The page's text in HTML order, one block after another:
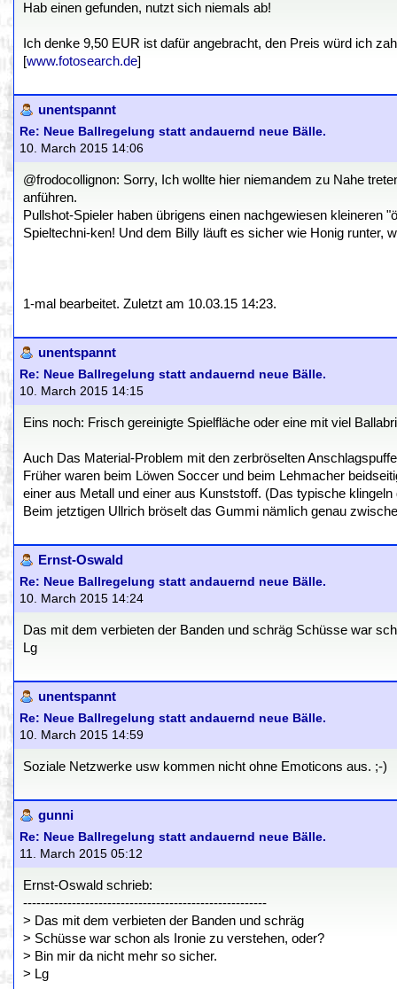
Hab einen gefunden, nutzt sich niemals ab!
Ich denke 9,50 EUR ist dafür angebracht, den Preis würd ich
[www.fotosearch.de]
unentspannt
Re: Neue Ballregelung statt andauernd neue Bälle.
10. March 2015 14:06
@frodocollignon: Sorry, Ich wollte hier niemandem zu Nahe
anführen.
Pullshot-Spieler haben übrigens einen nachgewiesen kleineren
Spieltechni-ken! Und dem Billy läuft es sicher wie Honig runter,
1-mal bearbeitet. Zuletzt am 10.03.15 14:23.
unentspannt
Re: Neue Ballregelung statt andauernd neue Bälle.
10. March 2015 14:15
Eins noch: Frisch gereinigte Spielfläche oder eine mit viel
Auch Das Material-Problem mit den zerbröselten
Früher waren beim Löwen Soccer und beim Lehmacher
einer aus Metall und einer aus Kunststoff. (Das typische
Beim jetztigen Ullrich bröselt das Gummi nämlich genau
Ernst-Oswald
Re: Neue Ballregelung statt andauernd neue Bälle.
10. March 2015 14:24
Das mit dem verbieten der Banden und schräg Schüsse war
Lg
unentspannt
Re: Neue Ballregelung statt andauernd neue Bälle.
10. March 2015 14:59
Soziale Netzwerke usw kommen nicht ohne Emoticons aus. ;-)
gunni
Re: Neue Ballregelung statt andauernd neue Bälle.
11. March 2015 05:12
Ernst-Oswald schrieb:
-------------------------------------------------------
> Das mit dem verbieten der Banden und schräg
> Schüsse war schon als Ironie zu verstehen, oder?
> Bin mir da nicht mehr so sicher.
> Lg